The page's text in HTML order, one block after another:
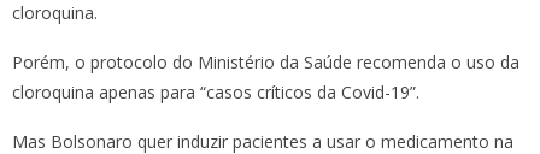
cloroquina.
Porém, o protocolo do Ministério da Saúde recomenda o uso da
cloroquina apenas para “casos críticos da Covid-19”.
Mas Bolsonaro quer induzir pacientes a usar o medicamento na